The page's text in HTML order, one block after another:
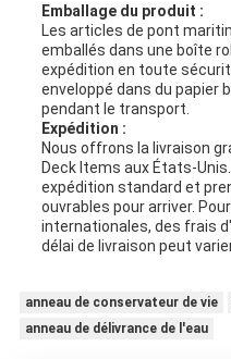
Emballage du produit :
Les articles de pont
emballés dans une boîte
expédition en toute
enveloppé dans du papier
pendant le transport.
Expédition :
Nous offrons la livraison
Deck Items aux États-
expédition standard et
ouvrables pour arriver.
internationales, des frais
délai de livraison peut
anneau de conservateur de vie
anneau de délivrance de l'eau